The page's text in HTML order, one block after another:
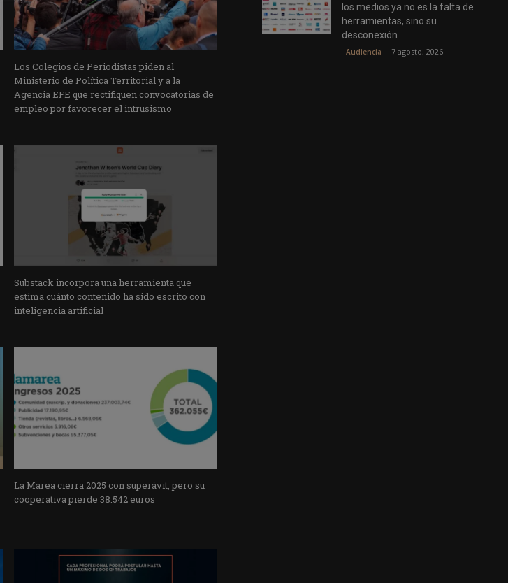
Los Colegios de Periodistas piden al
Ministerio de Política Territorial y a la
Agencia EFE que rectifiquen convocatorias de
empleo por favorecer el intrusismo
Substack incorpora una herramienta que
estima cuánto contenido ha sido escrito con
inteligencia artificial
La Marea cierra 2025 con superávit, pero su
cooperativa pierde 38.542 euros
los medios ya no es la falta de
herramientas, sino su
desconexión
Audiencia 7 agosto, 2026